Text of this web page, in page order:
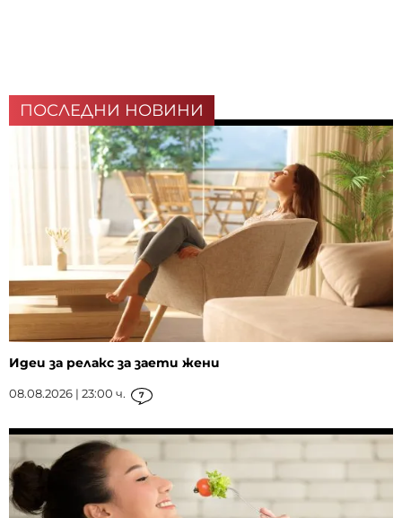
ПОСЛЕДНИ НОВИНИ
Идеи за релакс за заети жени
08.08.2026 | 23:00 ч. 7